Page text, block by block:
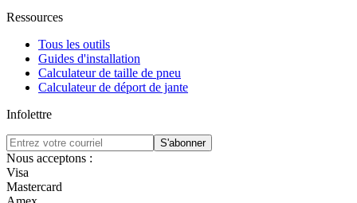
Ressources
Tous les outils
Guides d'installation
Calculateur de taille de pneu
Calculateur de déport de jante
Infolettre
S'abonner
Nous acceptons :
Visa
Mastercard